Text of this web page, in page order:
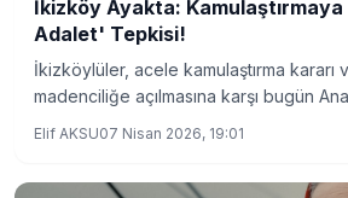
İkizköy Ayakta:
Adalet' Tepkisi!
İkizköylüler, acele kamulaştırma kararı
madenciliğe açılmasına karşı bugün
Elif AKSU07 Nisan 2026, 19:01